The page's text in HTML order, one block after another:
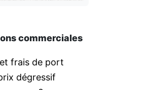
commerciales
frais de port
dégressif